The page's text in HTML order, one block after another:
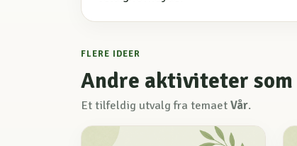
FLERE IDEER
Andre aktiviteter som
Et tilfeldig utvalg fra temaet Vår.